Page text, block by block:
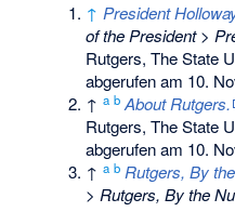
↑ President
of the President >
Rutgers, The State
abgerufen am 10.
↑a b About Rutgers.
Rutgers, The State
abgerufen am 10.
↑a b Rutgers, By
> Rutgers, By the